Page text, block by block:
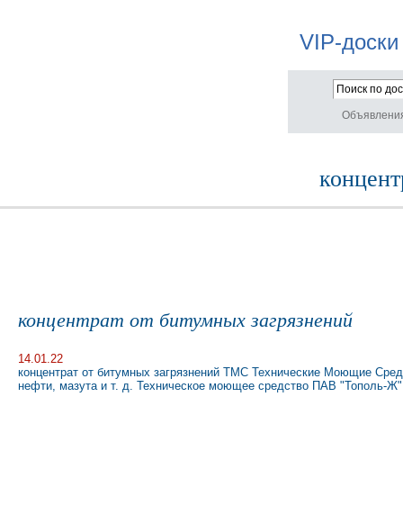
VIP-
концентрат от битумных загрязнений
14.01.22
концентрат от битумных загрязнений ТМС Технические Моющие
нефти, мазута и т. д. Техническое моющее средство ПАВ "Тополь-Ж"